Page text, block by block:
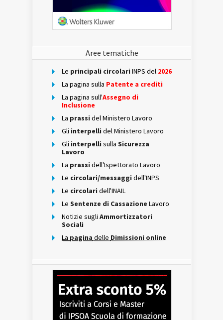
Aree tematiche
Le principali circolari INPS del 2026
La pagina sulla Patente a crediti
La pagina sull'Assegno di
Inclusione
La prassi del Ministero Lavoro
Gli interpelli del Ministero Lavoro
Gli interpelli sulla Sicurezza
Lavoro
La prassi dell'Ispettorato Lavoro
Le circolari/messaggi dell'INPS
Le circolari dell'INAIL
Le Sentenze di Cassazione Lavoro
Notizie sugli Ammortizzatori
Sociali
La pagina delle Dimissioni online